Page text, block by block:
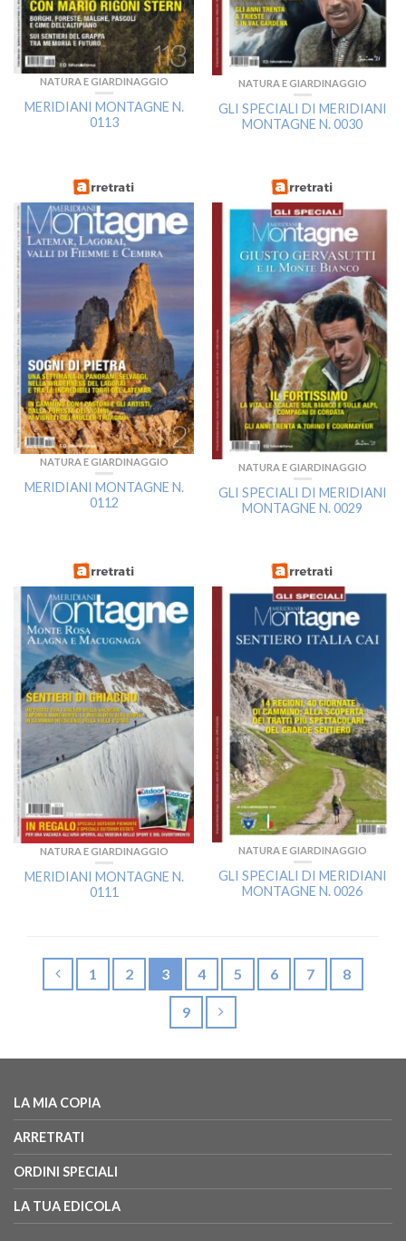
NATURA E GIARDINAGGIO
MERIDIANI MONTAGNE N.
0113
NATURA E GIARDINAGGIO
GLI SPECIALI DI MERIDIANI
MONTAGNE N. 0030
NATURA E GIARDINAGGIO
MERIDIANI MONTAGNE N.
0112
NATURA E GIARDINAGGIO
GLI SPECIALI DI MERIDIANI
MONTAGNE N. 0029
NATURA E GIARDINAGGIO
MERIDIANI MONTAGNE N.
0111
NATURA E GIARDINAGGIO
GLI SPECIALI DI MERIDIANI
MONTAGNE N. 0026
1 2 3 4 5 6 7 8
9
LA MIA COPIA
ARRETRATI
ORDINI SPECIALI
LA TUA EDICOLA